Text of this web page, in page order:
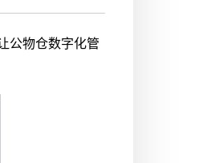
公物仓数字化管